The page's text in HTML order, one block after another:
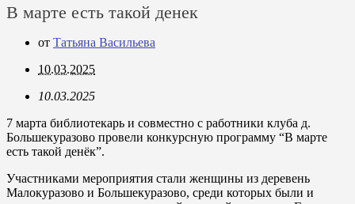
В марте есть такой денек
от Татьяна Васильева
10.03.2025
10.03.2025
7 марта библиотекарь и совместно с работники клуба д.
Большекуразово провели конкурсную программу “В марте
есть такой денёк”.
Участниками мероприятия стали женщины из деревень
Малокуразово и Большекуразово, среди которых были и